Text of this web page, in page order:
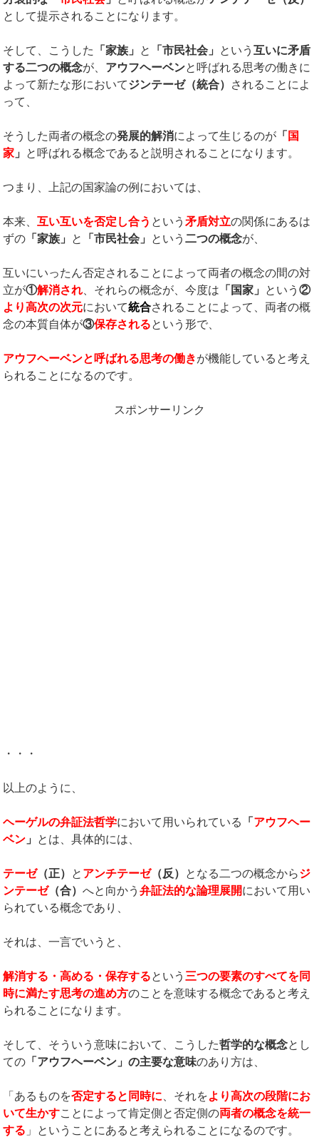
として提示されることになります。
そして、こうした 「家族」 と 「市民社会」 という互いに矛盾
する二つの概念が、 アウフヘーベンと呼ばれる思考の働きに
よって新たな形においてジンテーゼ（統合） されることによ
って、
そうした両者の概念の発展的解消によって生じるのが 「 国
家 」 と呼ばれる概念であると説明されることになります。
つまり、上記の国家論の例においては、
本来、互い互いを否定し合う という矛盾対立の関係にあるは
ずの 「家族」 と 「市民社会」 という二つの概念が、
互いにいったん否定されることによって両者の概念の間の対
立が①解消され 、それらの概念が、今度は 「国家」 という②
より高次の次元において統合されることによって、両者の概
念の本質自体が③保存されるという形で、
アウフヘーベンと呼ばれる思考の働きが機能していると考え
られることになるのです。
スポンサーリンク
・・・
以上のように、
ヘーゲルの弁証法哲学において用いられている 「 アウフヘー
ベン 」 とは、具体的には、
テーゼ（正） と アンチテーゼ（反） となる二つの概念からジ
ンテーゼ（合）へと向かう弁証法的な論理展開において用い
られている概念であり、
それは、一言でいうと、
解消する・高める・保存するという 三つの要素のすべてを同
時に満たす思考の進め方のことを意味する概念であると考え
られることになります。
そして、そういう意味において、こうした哲学的な概念とし
ての 「アウフヘーベン」の主要な意味のあり方は、
「あるものを否定すると同時に 、それをより高次の段階にお
いて生かすことによって肯定側と否定側の両者の概念を統一
する 」ということにあると考えられることになるのです。